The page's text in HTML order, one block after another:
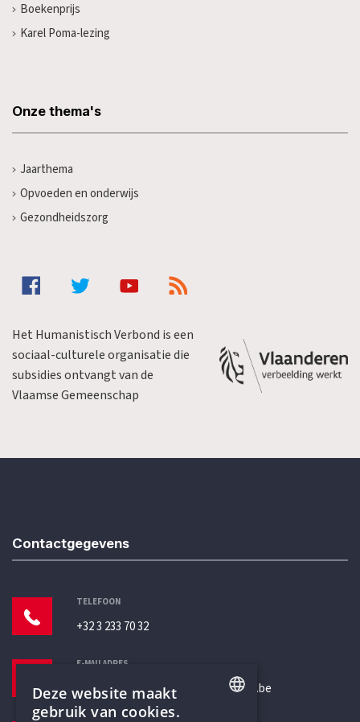
Boekenprijs
Karel Poma-lezing
Onze thema's
Jaarthema
Opvoeden en onderwijs
Gezondheidszorg
Het Humanistisch Verbond is een
sociaal-culturele organisatie die
subsidies ontvangt van de
Vlaamse Gemeenschap
Contactgegevens
TELEFOON
+32 3 233 70 32
E-MAILADRES
secretariaat@humanistischverbond.be
Deze website maakt
gebruik van cookies.